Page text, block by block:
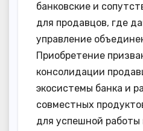
банковские и
для продавцов, где
управление
Приобретение
консолидации
экосистемы банка и
совместных
для успешной работы